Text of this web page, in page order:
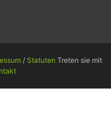
/ Statuten Treten sie mit